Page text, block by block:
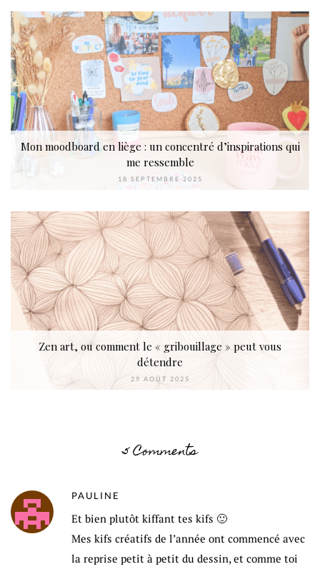
Mon moodboard en liège : un concentré d’inspirations qui
me ressemble
18 SEPTEMBRE 2025
Zen art, ou comment le « gribouillage » peut vous
détendre
29 AOÛT 2025
5 Comments
PAULINE
Et bien plutôt kiffant tes kifs 🙂
Mes kifs créatifs de l’année ont commencé avec
la reprise petit à petit du dessin, et comme toi